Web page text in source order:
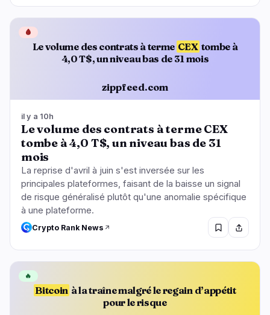
Le volume des contrats à terme CEX tombe à
4,0 T$, un niveau bas de 31 mois
zippfeed.com
🩸
il y a 10h
Le volume des contrats à terme CEX
tombe à 4,0 T$, un niveau bas de 31
mois
La reprise d'avril à juin s'est inversée sur les
principales plateformes, faisant de la baisse un signal
de risque généralisé plutôt qu'une anomalie spécifique
à une plateforme.
Crypto Rank News
Bitcoin à la traîne malgré le regain d’appétit
pour le risque
🔥